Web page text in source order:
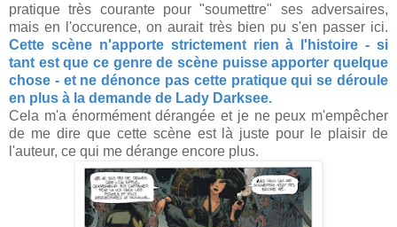
pratique très courante pour "soumettre" ses adversaires,
mais en l'occurence, on aurait très bien pu s'en passer ici.
Cette scène n'apporte strictement rien à l'histoire - si
tant est que ce genre de scène puisse apporter quelque
chose - et ne dénonce pas cette pratique qui se déroule
en plus à la demande de Lady Darksee.
Cela m'a énormément dérangée et je ne peux m'empêcher
de me dire que cette scène est là juste pour le plaisir de
l'auteur, ce qui me dérange encore plus.